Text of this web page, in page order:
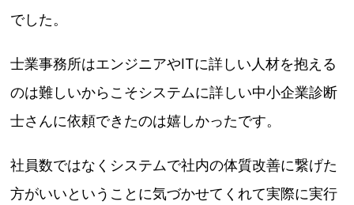
でした。
士業事務所はエンジニアやITに詳しい人材を抱える
のは難しいからこそシステムに詳しい中小企業診断
士さんに依頼できたのは嬉しかったです。
社員数ではなくシステムで社内の体質改善に繋げた
方がいいということに気づかせてくれて実際に実行